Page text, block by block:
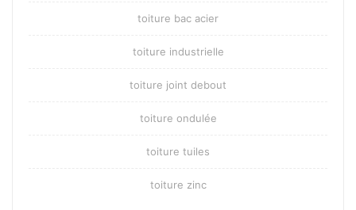
toiture bac acier
toiture industrielle
toiture joint debout
toiture ondulée
toiture tuiles
toiture zinc